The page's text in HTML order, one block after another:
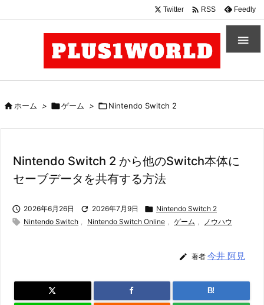

Twitter  RSS Feedly
ホーム > ゲーム > Nintendo Switch 2
Nintendo Switch 2 から他のSwitch本体に
セーブデータを共有する方法
 2026年6月26日  2026年7月9日  Nintendo Switch 2
 Nintendo Switch , Nintendo Switch Online , ゲーム , ノウハウ
 著者 今井 阿見
B!